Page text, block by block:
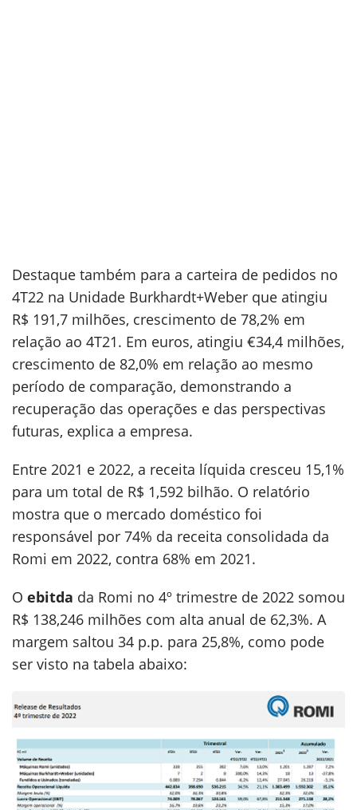
Destaque também para a carteira de pedidos no
4T22 na Unidade Burkhardt+Weber que atingiu
R$ 191,7 milhões, crescimento de 78,2% em
relação ao 4T21. Em euros, atingiu €34,4 milhões,
crescimento de 82,0% em relação ao mesmo
período de comparação, demonstrando a
recuperação das operações e das perspectivas
futuras, explica a empresa.
Entre 2021 e 2022, a receita líquida cresceu 15,1%
para um total de R$ 1,592 bilhão. O relatório
mostra que o mercado doméstico foi
responsável por 74% da receita consolidada da
Romi em 2022, contra 68% em 2021.
O ebitda da Romi no 4º trimestre de 2022 somou
R$ 138,246 milhões com alta anual de 62,3%. A
margem saltou 34 p.p. para 25,8%, como pode
ser visto na tabela abaixo: